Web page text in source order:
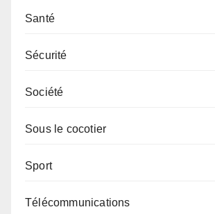
Santé
Sécurité
Société
Sous le cocotier
Sport
Télécommunications